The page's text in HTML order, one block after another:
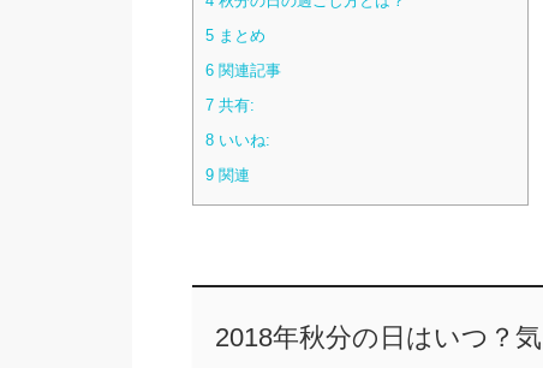
5まとめ
6関連記事
7共有:
8いいね:
9関連
2018年秋分の日はいつ？